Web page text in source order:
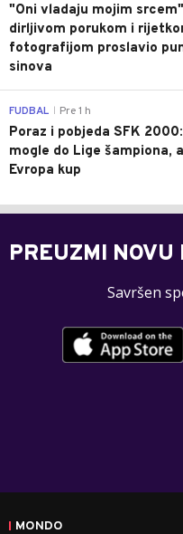
"Oni vladaju mojim
dirljivom porukom i
fotografijom proslavio
sinova
FUDBAL Pre 1 h
Poraz i pobjeda SFK
mogle do Lige šampiona,
Evropa kup
PREUZMI
Savršen
MONDO